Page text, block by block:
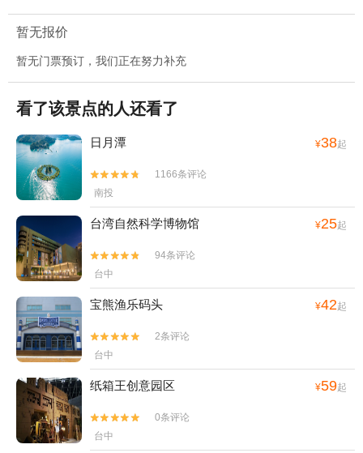
暂无报价
暂无门票预订，我们正在努力补充
看了该景点的人还看了
日月潭 ¥38起


1166条评论
南投
台湾自然科学博物馆 ¥25起


94条评论
台中
宝熊渔乐码头 ¥42起


2条评论
台中
纸箱王创意园区 ¥59起


0条评论
台中